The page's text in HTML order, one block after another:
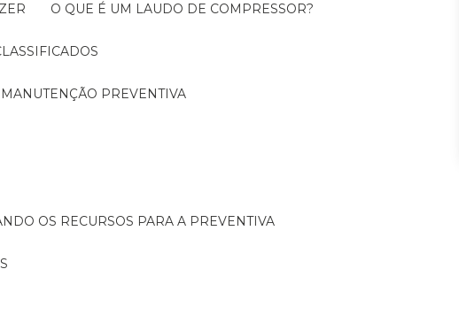
O QUE É UM LAUDO DE COMPRESSOR?
PREVENTIVA
OS RECURSOS PARA A PREVENTIVA